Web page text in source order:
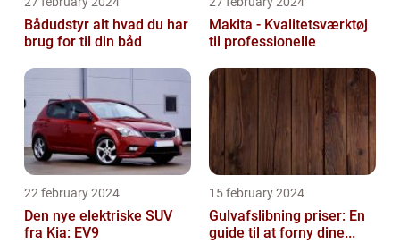
Bådudstyr alt hvad du har
brug for til din båd
Makita - Kvalitetsværktøj
til professionelle
22 february 2024
Den nye elektriske SUV
fra Kia: EV9
15 february 2024
Gulvafslibning priser: En
guide til at forny dine...